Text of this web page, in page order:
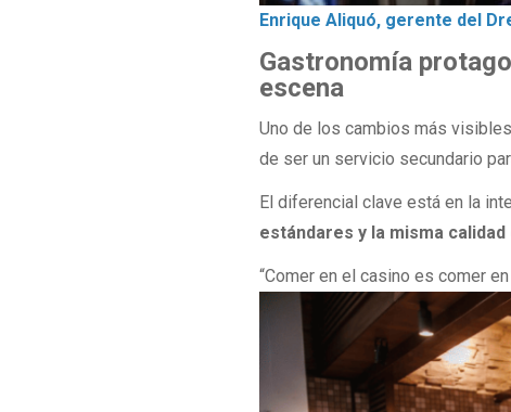
Enrique Aliquó, gerente del
Gastronomía
escena
Uno de los cambios más
de ser un servicio secundario
El diferencial clave está en la
estándares y la misma
“Comer en el casino es comer